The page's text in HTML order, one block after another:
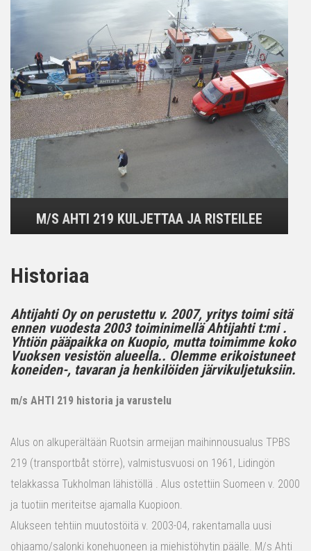
M/S AHTI 219 KULJETTAA JA RISTEILEE
Historiaa
Ahtijahti Oy on perustettu v. 2007, yritys toimi sitä
ennen vuodesta 2003 toiminimellä Ahtijahti t:mi .
Yhtiön pääpaikka on Kuopio, mutta toimimme koko
Vuoksen vesistön alueella.. Olemme erikoistuneet
koneiden-, tavaran ja henkilöiden järvikuljetuksiin.
m/s AHTI 219 historia ja varustelu
Alus on alkuperältään Ruotsin armeijan maihinnousualus TPBS
219 (transportbåt större), valmistusvuosi on 1961, Lidingön
telakkassa Tukholman lähistöllä . Alus ostettiin Suomeen v. 2000
ja tuotiin meriteitse ajamalla Kuopioon.
Alukseen tehtiin muutostöitä v. 2003-04, rakentamalla uusi
ohjaamo/salonki konehuoneen ja miehistöhytin päälle. M/s Ahti